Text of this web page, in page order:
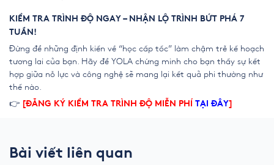
KIỂM TRA TRÌNH ĐỘ NGAY – NHẬN LỘ TRÌNH BỨT PHÁ 7
TUẦN!
Đừng để những định kiến về “học cấp tốc” làm chậm trễ kế hoạch
tương lai của bạn. Hãy để YOLA chứng minh cho bạn thấy sự kết
hợp giữa nỗ lực và công nghệ sẽ mang lại kết quả phi thường như
thế nào.
👉 [ĐĂNG KÝ KIỂM TRA TRÌNH ĐỘ MIỄN PHÍ TẠI ĐÂY
Bài viết liên quan